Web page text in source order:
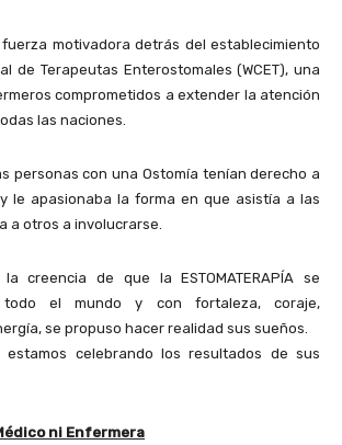
motivadora detrás del establecimiento
de Terapeutas Enterostomales (WCET), una
comprometidos a extender la atención
las naciones.
personas con una Ostomía tenían derecho a
le apasionaba la forma en que asistía a las
a otros a involucrarse.
creencia de que la ESTOMATERAPÍA se
todo el mundo y con fortaleza, coraje,
se propuso hacer realidad sus sueños.
celebrando los resultados de sus
ni Enfermera